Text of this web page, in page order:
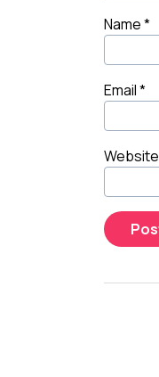
Name*
Email*
Website